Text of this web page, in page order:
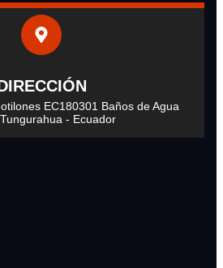
EC180301 Baños de Agua
- Ecuador